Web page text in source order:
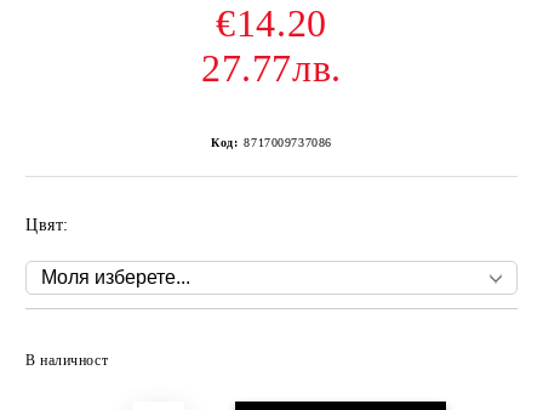
€14.20
27.77лв.
Код: 8717009737086
Цвят:
В наличност